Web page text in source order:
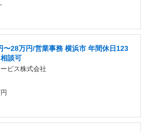
〜28万円/営業事務 横浜市 年間休日123
談可
ビス株式会社